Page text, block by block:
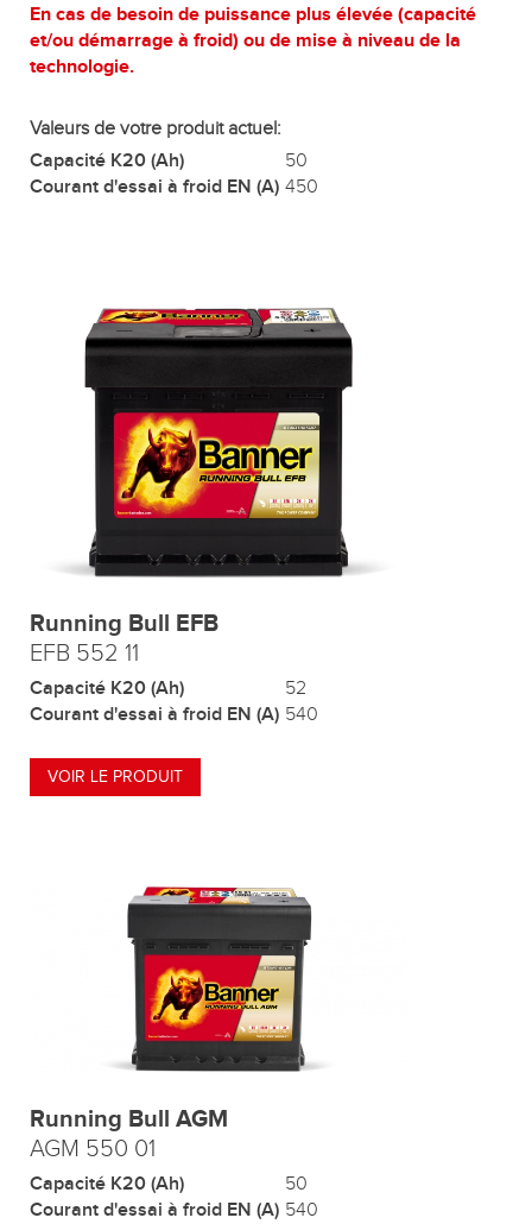
En cas de besoin de puissance plus élevée (capacité
et/ou démarrage à froid) ou de mise à niveau de la
technologie.
Valeurs de votre produit actuel:
Capacité K20 (Ah)
50
Courant d'essai à froid EN (A) 450
Running Bull EFB
EFB 552 11
Capacité K20 (Ah)
52
Courant d'essai à froid EN (A) 540
VOIR LE PRODUIT
Running Bull AGM
AGM 550 01
Capacité K20 (Ah)
50
Courant d'essai à froid EN (A) 540